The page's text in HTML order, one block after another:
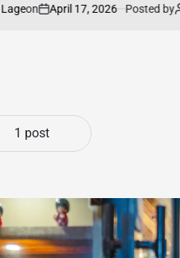
on April 17, 2026 Posted by
1 post